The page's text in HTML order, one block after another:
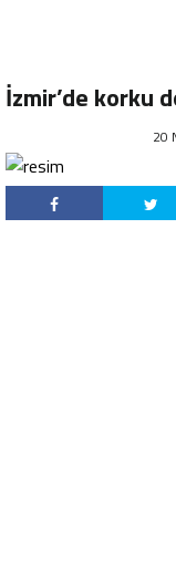
İzmir’de korku
20